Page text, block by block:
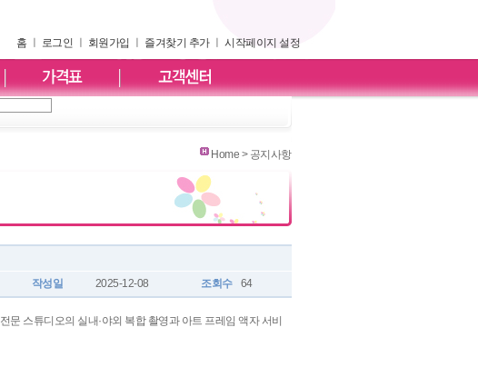
홈 로그인 회원가입 즐겨찾기 추가ㅣ 시작페이지 설정
Home > 공지사항
작성일 2025-12-08 조회수 64
전문 스튜디오의 실내·야외 복합 촬영과 아트 프레임 액자 서비